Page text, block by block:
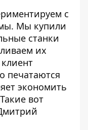
с
Мы купили
станки
их
печатаются
экономить
вот